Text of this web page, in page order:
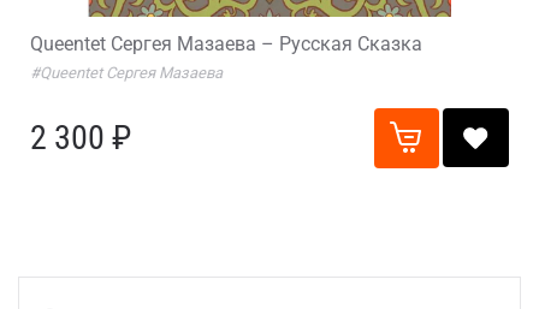
Queentet Сергея Мазаева – Русская Сказка
#Queentet Сергея Мазаева
2 300 ₽